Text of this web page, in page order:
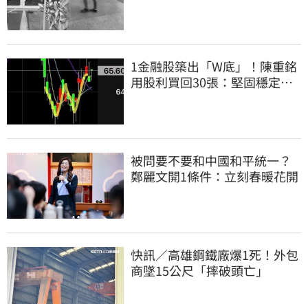
1金融股築出「W底」！陳重銘
用股利買回30張：堅固穩定的
被問要不要和中國和平統一？
鄭麗文開1條件：立刻春暖花開
快訊／高雄鋼鐵廠爆1死！外包
商墜15公尺「摔破頭亡」